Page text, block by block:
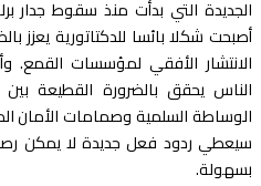
الجديدة التي بدأت منذ سقوط جدار
أصبحت شكلا بائسا للدكتاتورية يعزز
الانتشار الأفقي لمؤسسات القمع.
الناس يحقق بالضرورة القطيعة
الوساطة السلمية وصمامات الأمان
سيعطي ردود فعل جديدة لا يمكن
بسهولة.